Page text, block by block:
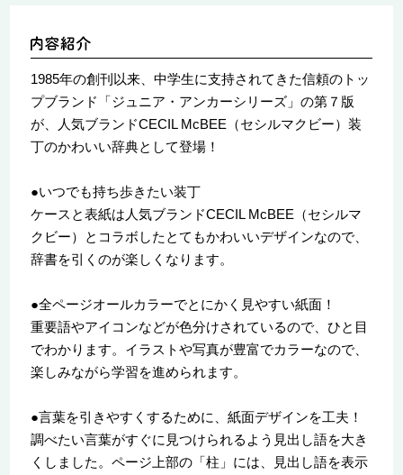
1985年の創刊以来、中学生に支持されてきた信頼のトッ
プブランド「ジュニア・アンカーシリーズ」の第７版
が、人気ブランドCECIL McBEE（セシルマクビー）装
丁のかわいい辞典として登場！
●いつでも持ち歩きたい装丁
ケースと表紙は人気ブランドCECIL McBEE（セシルマ
クビー）とコラボしたとてもかわいいデザインなので、
辞書を引くのが楽しくなります。
●全ページオールカラーでとにかく見やすい紙面！
重要語やアイコンなどが色分けされているので、ひと目
でわかります。イラストや写真が豊富でカラーなので、
楽しみながら学習を進められます。
●言葉を引きやすくするために、紙面デザインを工夫！
調べたい言葉がすぐに見つけられるよう見出し語を大き
くしました。ページ上部の「柱」には、見出し語を表示